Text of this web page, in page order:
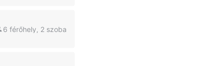
6 férőhely, 2 szoba